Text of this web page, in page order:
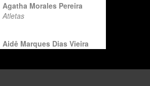
Agatha Morales Pereira
Atletas
Aidê Marques Dias Vieira